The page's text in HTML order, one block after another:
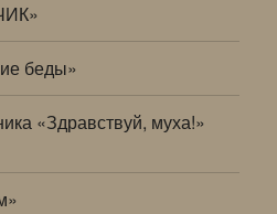
беды»
«Здравствуй, муха!»